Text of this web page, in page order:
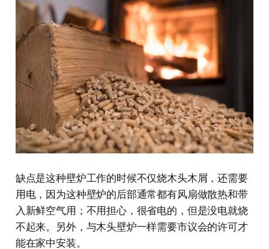
缺点是这种壁炉工作的时候不仅烧木头木屑，还需要
用电，因为这种壁炉的后部通常都有风扇做散热和带
入新鲜空气用；不用担心，很省电的，但是没电就烧
不起来。另外，与木头壁炉一样需要市议会的许可才
能在家中安装。